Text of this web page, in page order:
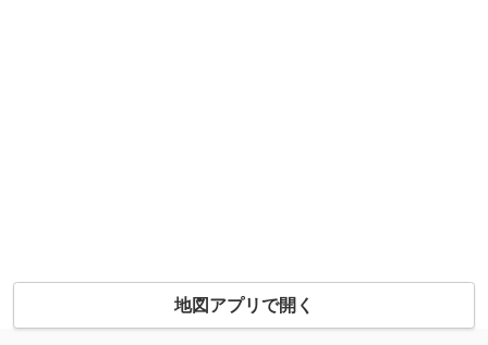
地図アプリで開く